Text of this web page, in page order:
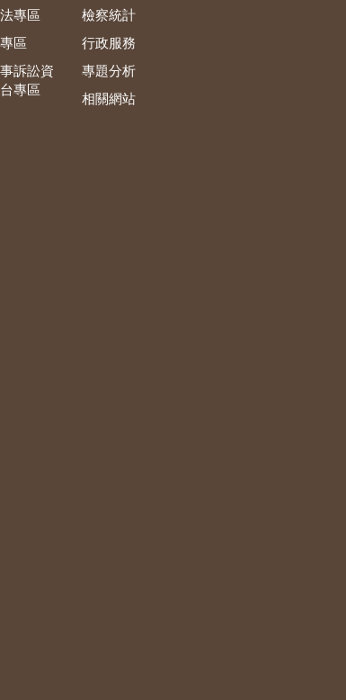
專區
區
訴訟資
專區
檢察統計
行政服務
專題分析
相關網站